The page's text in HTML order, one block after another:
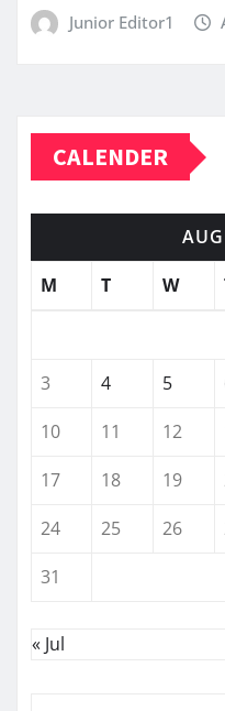
Junior Editor1
CALENDER
M
T W
3
4 5
10
11 12
17
18 19
24
25 26
31
« Jul